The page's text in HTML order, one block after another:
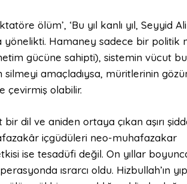
ölüm’, ‘Bu yıl kanlı yıl, Seyyid Ali
yönelikti. Hamaney sadece bir politik
gücüne sahipti), sistemin vücut
amaçladıysa, müritlerinin
çevirmiş olabilir.
dil ve aniden ortaya çıkan aşırı
içgüdüleri neo-muhafazakar
ise tesadüfi değil. On yıllar
ısrarcı oldu. Hizbullah’ın